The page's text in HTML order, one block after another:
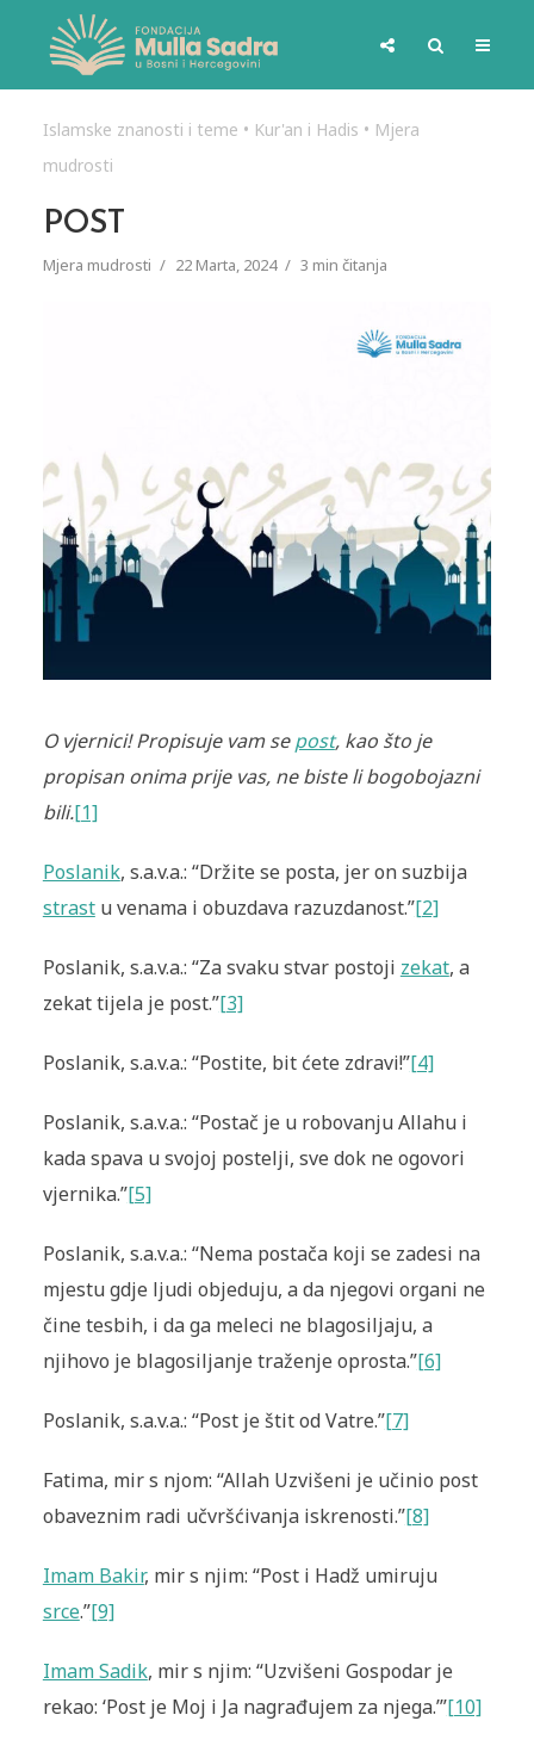
Islamske znanosti i teme • Kur'an i Hadis • Mjera
mudrosti
POST
Mjera mudrosti 22 Marta, 2024 3 min čitanja
O vjernici! Propisuje vam sepost, kao što je
propisan onima prije vas, ne biste li bogobojazni
bili.[1]
Poslanik, s.a.v.a.: “Držite se posta, jer on suzbija
strastu venama i obuzdava razuzdanost.”[2]
Poslanik, s.a.v.a.: “Za svaku stvar postoji zekat, a
zekat tijela je post.”[3]
Poslanik, s.a.v.a.: “Postite, bit ćete zdravi!”[4]
Poslanik, s.a.v.a.: “Postač je u robovanju Allahu i
kada spava u svojoj postelji, sve dok ne ogovori
vjernika.”[5]
Poslanik, s.a.v.a.: “Nema postača koji se zadesi na
mjestu gdje ljudi ob­jeduju, a da njegovi organi ne
čine tesbih, i da ga meleci ne blagosil­jaju, a
njihovo je blagosiljanje traženje oprosta.”[6]
Poslanik, s.a.v.a.: “Post je štit od Vatre.”[7]
Fatima, mir s njom: “Allah Uzvišeni je učinio post
obaveznim radi učvršćivanja iskrenosti.”[8]
Imam Bakir, mir s njim: “Post i Hadž umiruju
srce.”[9]
Imam Sadik, mir s njim: “Uzvišeni Gospodar je
rekao: ‘Post je Moj i Ja nagrađujem za njega.’”[10]